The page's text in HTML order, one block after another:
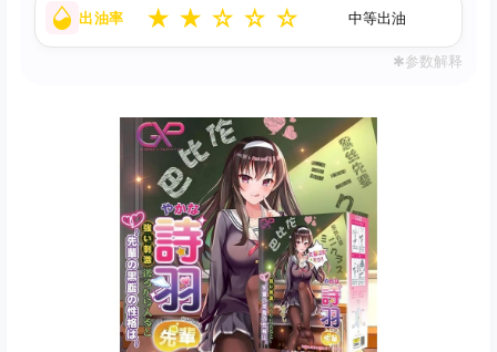
出油率 ★ ★ ☆ ☆ ☆ 中等出油
✱参数解释